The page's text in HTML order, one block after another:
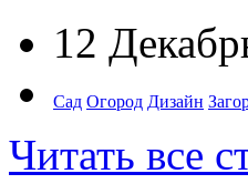
12
Сад Огород Дизайн
Читать все